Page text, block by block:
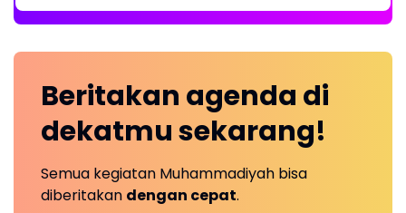
Beritakan agenda di
dekatmusekarang!
Semua kegiatan Muhammadiyah bisa
diberitakan dengan cepat.